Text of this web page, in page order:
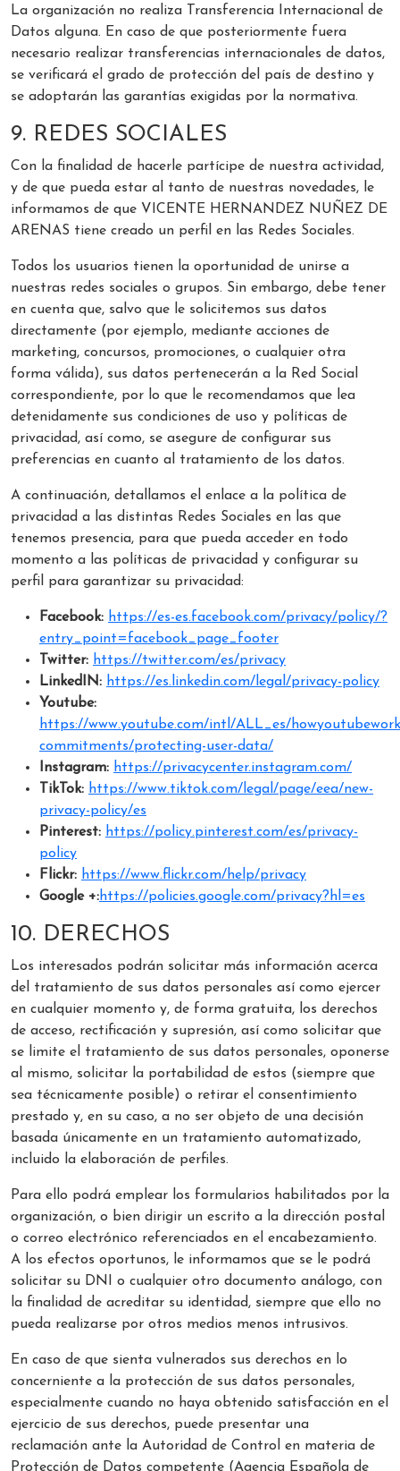
La organización no realiza Transferencia Internacional de
Datos alguna. En caso de que posteriormente fuera
necesario realizar transferencias internacionales de datos,
se verificará el grado de protección del país de destino y
se adoptarán las garantías exigidas por la normativa.
9. REDES SOCIALES
Con la finalidad de hacerle partícipe de nuestra actividad,
y de que pueda estar al tanto de nuestras novedades, le
informamos de que VICENTE HERNANDEZ NUÑEZ DE
ARENAS tiene creado un perfil en las Redes Sociales.
Todos los usuarios tienen la oportunidad de unirse a
nuestras redes sociales o grupos. Sin embargo, debe tener
en cuenta que, salvo que le solicitemos sus datos
directamente (por ejemplo, mediante acciones de
marketing, concursos, promociones, o cualquier otra
forma válida), sus datos pertenecerán a la Red Social
correspondiente, por lo que le recomendamos que lea
detenidamente sus condiciones de uso y políticas de
privacidad, así como, se asegure de configurar sus
preferencias en cuanto al tratamiento de los datos.
A continuación, detallamos el enlace a la política de
privacidad a las distintas Redes Sociales en las que
tenemos presencia, para que pueda acceder en todo
momento a las políticas de privacidad y configurar su
perfil para garantizar su privacidad:
Facebook: https://es-es.facebook.com/privacy/policy/?
entry_point=facebook_page_footer
Twitter: https://twitter.com/es/privacy
LinkedIN: https://es.linkedin.com/legal/privacy-policy
Youtube:
https://www.youtube.com/intl/ALL_es/
commitments/protecting-user-data/
Instagram: https://privacycenter.instagram.com/
TikTok: https://www.tiktok.com/legal/page/eea/new-
privacy-policy/es
Pinterest: https://policy.pinterest.com/es/privacy-
policy
Flickr: https://www.flickr.com/help/privacy
Google +:https://policies.google.com/privacy?hl=es
10. DERECHOS
Los interesados podrán solicitar más información acerca
del tratamiento de sus datos personales así como ejercer
en cualquier momento y, de forma gratuita, los derechos
de acceso, rectificación y supresión, así como solicitar que
se limite el tratamiento de sus datos personales, oponerse
al mismo, solicitar la portabilidad de estos (siempre que
sea técnicamente posible) o retirar el consentimiento
prestado y, en su caso, a no ser objeto de una decisión
basada únicamente en un tratamiento automatizado,
incluido la elaboración de perfiles.
Para ello podrá emplear los formularios habilitados por la
organización, o bien dirigir un escrito a la dirección postal
o correo electrónico referenciados en el encabezamiento.
A los efectos oportunos, le informamos que se le podrá
solicitar su DNI o cualquier otro documento análogo, con
la finalidad de acreditar su identidad, siempre que ello no
pueda realizarse por otros medios menos intrusivos.
En caso de que sienta vulnerados sus derechos en lo
concerniente a la protección de sus datos personales,
especialmente cuando no haya obtenido satisfacción en el
ejercicio de sus derechos, puede presentar una
reclamación ante la Autoridad de Control en materia de
Protección de Datos competente (Agencia Española de